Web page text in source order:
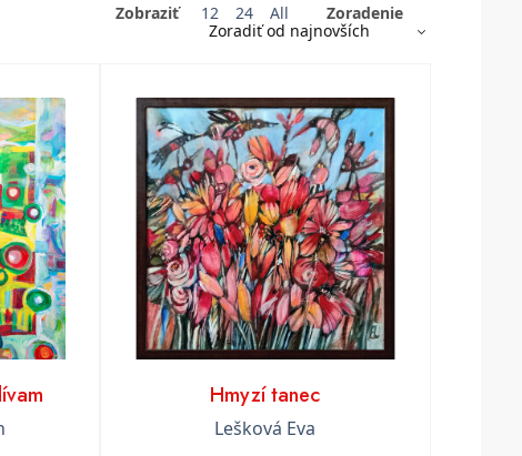
Zobraziť 12 24 All Zoradenie
Hmyzí tanec
Lešková Eva